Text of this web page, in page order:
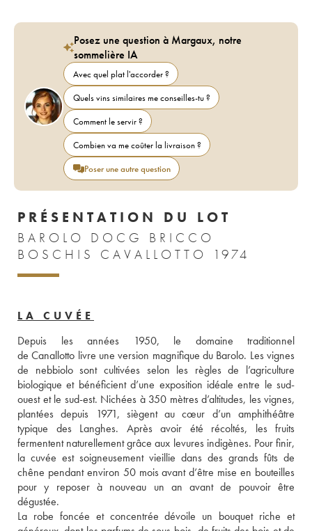
Posez une question à Margaux, notre
sommelière IA
Avec quel plat l'accorder ?
Quels vins similaires me conseilles-tu ?
Comment le servir ?
Combien va me coûter la livraison ?
Poser une autre question
PRÉSENTATION DU LOT
BAROLO DOCG BRICCO
BOSCHIS CAVALLOTTO 1974
LA CUVÉE
Depuis les années 1950, le domaine traditionnel
de Canallotto livre une version magnifique du Barolo. Les vignes
de nebbiolo sont cultivées selon les règles de l’agriculture
biologique et bénéficient d’une exposition idéale entre le sud-
ouest et le sud-est. Nichées à 350 mètres d’altitudes, les vignes,
plantées depuis 1971, siègent au cœur d’un amphithéâtre
typique des Langhes. Après avoir été récoltés, les fruits
fermentent naturellement grâce aux levures indigènes. Pour finir,
la cuvée est soigneusement vieillie dans des grands fûts de
chêne pendant environ 50 mois avant d’être mise en bouteilles
pour y reposer à nouveau un an avant de pouvoir être
dégustée.
La robe foncée et concentrée dévoile un bouquet riche et